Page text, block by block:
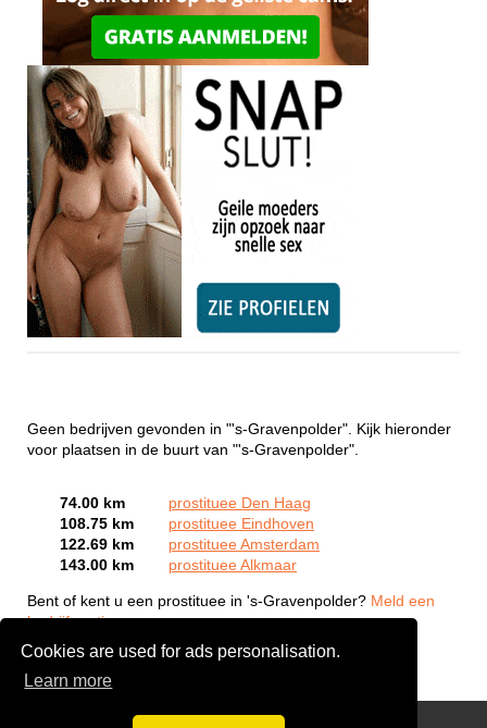
Cookies are used for ads personalisation.
Learn more
Geen bedrijven gevonden in "'s-Gravenpolder". Kijk hieronder
voor plaatsen in de buurt van "'s-Gravenpolder".
74.00 km
prostituee Den Haag
108.75 km
prostituee Eindhoven
122.69 km
prostituee Amsterdam
143.00 km
prostituee Alkmaar
Bent of kent u een prostituee in 's-Gravenpolder? Meld een
bedrijf gratis aan